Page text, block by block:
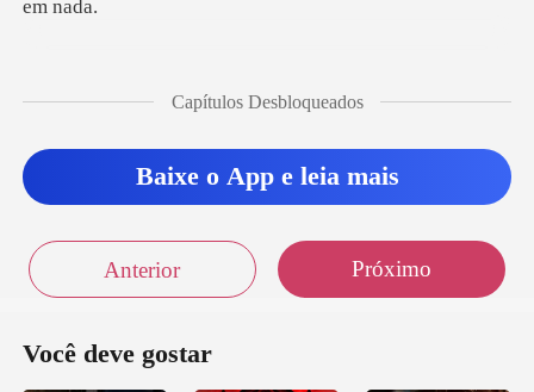
Capítulos Desbloqueados
Baixe o App e leia mais
Anterior Próximo
Você deve gostar